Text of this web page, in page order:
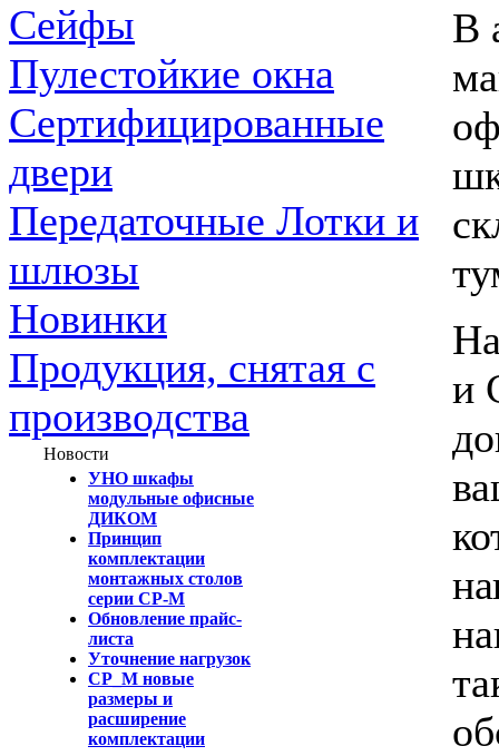
Сейфы
Пулестойкие окна
Сертифицированные
двери
Передаточные Лотки и
шлюзы
Новинки
Продукция, снятая с
производства
Новости
УНО шкафы
модульные офисные
ДИКОМ
Принцип
комплектации
монтажных столов
серии СР-М
Обновление прайс-
листа
Уточнение нагрузок
СР_М новые
размеры и
расширение
комплектации
В
и